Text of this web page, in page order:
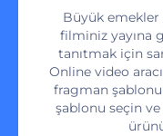
Büyük emekler
filminiz yayına
tanıtmak için
Online video
fragman
şablonu seçin